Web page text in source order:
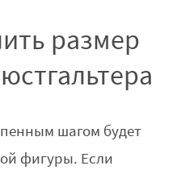
размер
шагом будет
фигуры. Если